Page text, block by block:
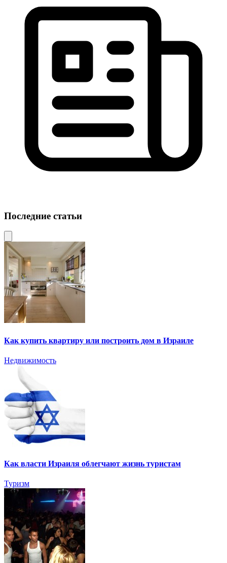
Последние статьи
Как купить квартиру или построить дом в Израиле
Недвижимость
Как власти Израиля облегчают жизнь туристам
Туризм